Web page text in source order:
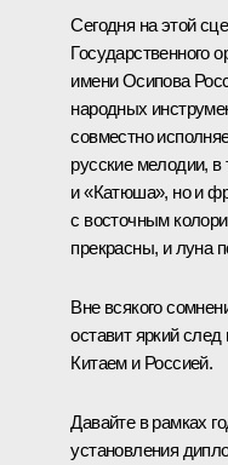
Сегодня на этой
Государственного
имени Осипова
народных
совместно
русские мелодии,
и «Катюша», но и
с восточным
прекрасны, и луна
Вне всякого
оставит яркий
Китаем и Россией.
Давайте в рамках
установления